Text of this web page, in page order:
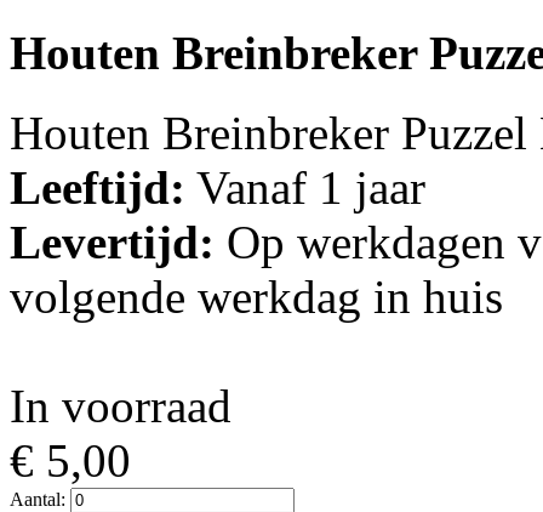
Houten Breinbreker
Houten Breinbreker
Leeftijd: Vanaf 1 jaar
Levertijd: Op werkdagen
volgende werkdag in huis
In voorraad
€ 5,00
Aantal: